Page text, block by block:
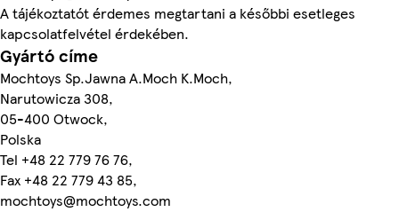
A tájékoztatót érdemes megtartani a későbbi esetleges
kapcsolatfelvétel érdekében.
Gyártó címe
Mochtoys Sp.Jawna A.Moch K.Moch,
Narutowicza 308,
05-400 Otwock,
Polska
Tel +48 22 779 76 76,
Fax +48 22 779 43 85,
mochtoys@mochtoys.com